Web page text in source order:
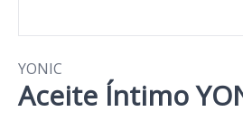
YONIC
Aceite Íntimo